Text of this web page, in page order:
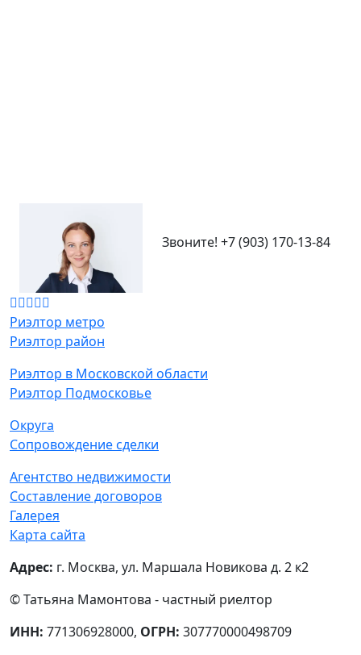
Риэлтор метро
Риэлтор Подмосковье
Округа